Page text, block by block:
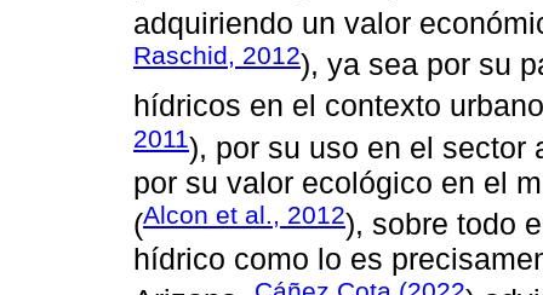
adquiriendo un valor
Raschid, 2012), ya sea por su
hídricos en el contexto
2011), por su uso en el sector
por su valor ecológico en el
(Alcon et al., 2012), sobre todo
hídrico como lo es